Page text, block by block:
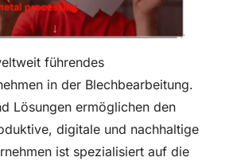
führendes
in der Blechbearbeitung.
Lösungen ermöglichen den
digitale und nachhaltige
ist spezialisiert auf die